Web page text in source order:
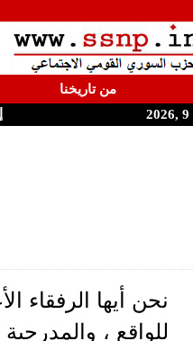
من تاريخنا
نحن أيها الرفقاء
للواقع ،